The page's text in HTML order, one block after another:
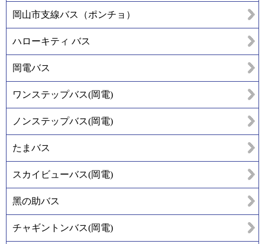
岡山市支線バス（ポンチョ）
ハローキティ バス
岡電バス
ワンステップバス(岡電)
ノンステップバス(岡電)
たまバス
スカイビューバス(岡電)
黑の助バス
チャギントンバス(岡電)